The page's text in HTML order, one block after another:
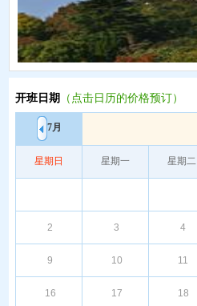
开班日期 （点击日历的价格预订）
7月
星期日 星期一 星期二
2 3 4
9 10 11
16 17 18